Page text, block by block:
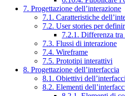
7. Progettazione dell’interazione
7.1. Caratteristiche
7.2. User stories per
7.2.1. Differenza tra
7.3. Flussi di interazione
7.4. Wireframe
7.5. Prototipi interattivi
8. Progettazione dell’interfaccia
8.1. Obiettivi
8.2. Elementi